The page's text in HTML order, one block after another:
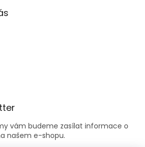
vám budeme zasílat informace o
našem e-shopu.